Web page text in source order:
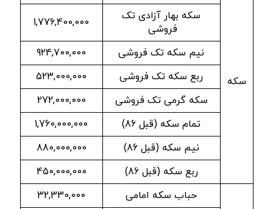
سکه
سکه بهار آزادی تک
فروشی
1,776,400,000
نیم سکه تک فروشی
924,700,000
ربع سکه تک فروشی
523,000,000
سکه گرمی تک فروشی
272,000,000
تمام سکه (قبل 86)
1,760,000,000
نیم سکه (قبل 86)
880,000,000
ربع سکه (قبل 86)
450,000,000
حباب سکه امامی
32,330,000